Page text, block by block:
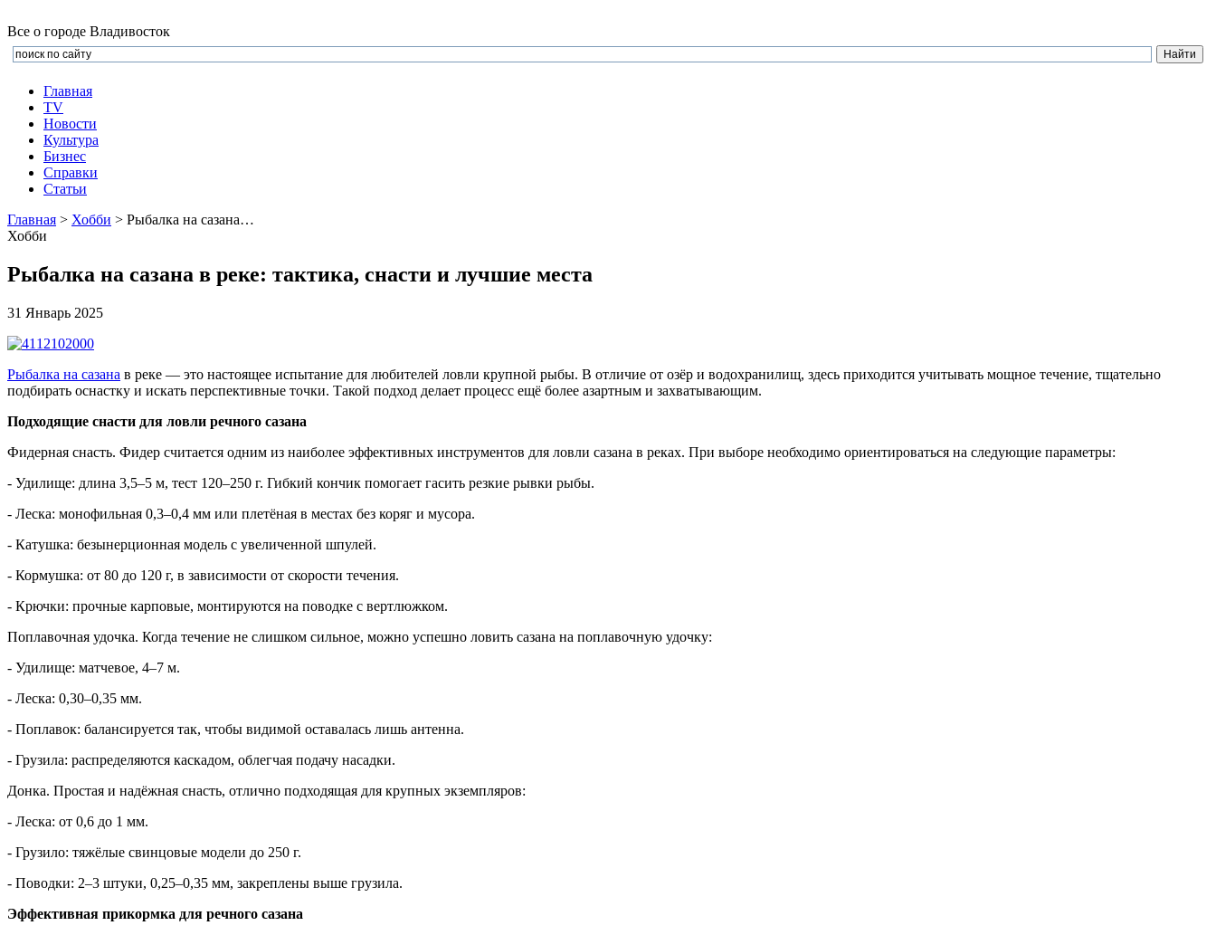
Все о городе Владивосток
Главная
TV
Новости
Культура
Бизнеc
Справки
Статьи
Главная > Хобби > Рыбалка на сазана…
Хобби
Рыбалка на сазана в реке: тактика, снасти и лучшие места
31 Январь 2025
Рыбалка на сазана в реке — это настоящее испытание для любителей ловли крупной рыбы. В отличие от озёр и водохранилищ, здесь приходится учитывать мощное течение, тщательно
подбирать оснастку и искать перспективные точки. Такой подход делает процесс ещё более азартным и захватывающим.
Подходящие снасти для ловли речного сазана
Фидерная снасть. Фидер считается одним из наиболее эффективных инструментов для ловли сазана в реках. При выборе необходимо ориентироваться на следующие параметры:
- Удилище: длина 3,5–5 м, тест 120–250 г. Гибкий кончик помогает гасить резкие рывки рыбы.
- Леска: монофильная 0,3–0,4 мм или плетёная в местах без коряг и мусора.
- Катушка: безынерционная модель с увеличенной шпулей.
- Кормушка: от 80 до 120 г, в зависимости от скорости течения.
- Крючки: прочные карповые, монтируются на поводке с вертлюжком.
Поплавочная удочка. Когда течение не слишком сильное, можно успешно ловить сазана на поплавочную удочку:
- Удилище: матчевое, 4–7 м.
- Леска: 0,30–0,35 мм.
- Поплавок: балансируется так, чтобы видимой оставалась лишь антенна.
- Грузила: распределяются каскадом, облегчая подачу насадки.
Донка. Простая и надёжная снасть, отлично подходящая для крупных экземпляров:
- Леска: от 0,6 до 1 мм.
- Грузило: тяжёлые свинцовые модели до 250 г.
- Поводки: 2–3 штуки, 0,25–0,35 мм, закреплены выше грузила.
Эффективная прикормка для речного сазана